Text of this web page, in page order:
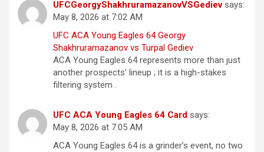
UFCGeorgyShakhruramazanovVSGediev says:
May 8, 2026 at 7:02 AM
UFC ACA Young Eagles 64 Georgy
Shakhruramazanov vs Turpal Gediev
ACA Young Eagles 64 represents more than just
another prospects’ lineup ; it is a high-stakes
filtering system .
UFC ACA Young Eagles 64 Card says:
May 8, 2026 at 7:05 AM
ACA Young Eagles 64 is a grinder’s event, no two